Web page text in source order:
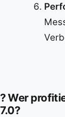
? Wer
7.0?